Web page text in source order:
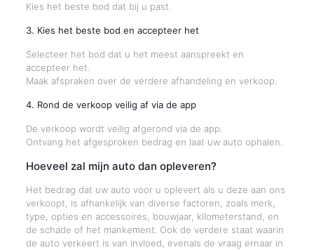
Kies het beste bod dat bij u past.
3. Kies het beste bod en accepteer het
Selecteer het bod dat u het meest aanspreekt en
accepteer het.
Maak afspraken over de verdere afhandeling en verkoop.
4. Rond de verkoop veilig af via de app
De verkoop wordt veilig afgerond via de app.
Ontvang het afgesproken bedrag en laat uw auto ophalen.
Hoeveel zal mijn auto dan opleveren?
Het bedrag dat uw auto voor u oplevert als u deze aan ons
verkoopt, is afhankelijk van diverse factoren, zoals merk,
type, opties en accessoires, bouwjaar, kilometerstand, en
de schade of het mankement. Ook de verdere staat waarin
de auto verkeert is van invloed, evenals de vraag ernaar in